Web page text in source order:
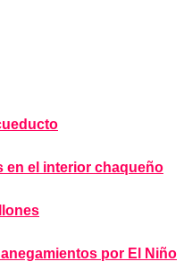
en el interior chaqueño
por El Niño